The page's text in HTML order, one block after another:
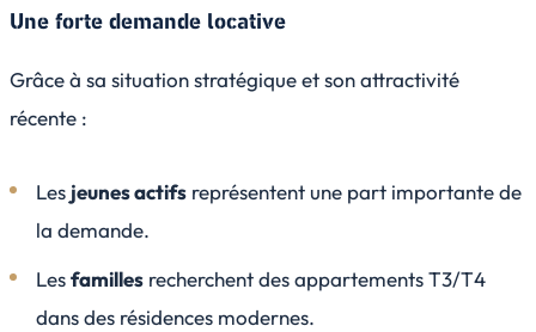
Une forte demande locative
Grâce à sa situation stratégique et son attractivité
récente :
Les jeunes actifs représentent une part importante de
la demande.
Lesfamilles recherchent des appartements T3/T4
dans des résidences modernes.